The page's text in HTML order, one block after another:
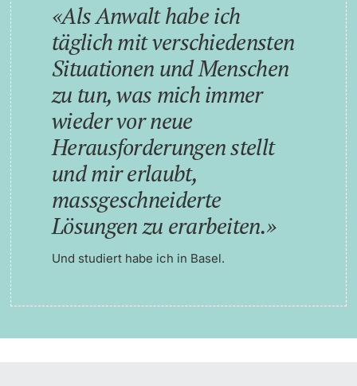
Als Anwalt habe ich
täglich mit verschiedensten
Situationen und Menschen
zu tun, was mich immer
wieder vor neue
Herausforderungen stellt
und mir erlaubt,
massgeschneiderte
Lösungen zu erarbeiten.
Und studiert habe ich in Basel.